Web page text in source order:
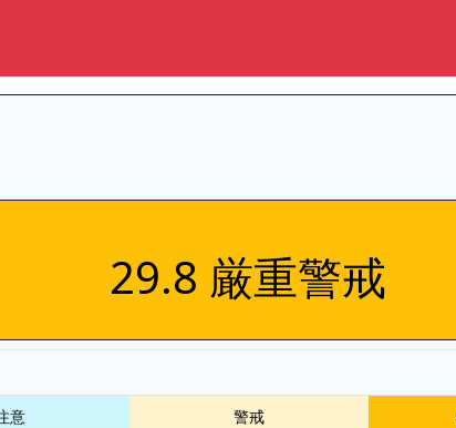
29.8 厳重警戒
意 警戒